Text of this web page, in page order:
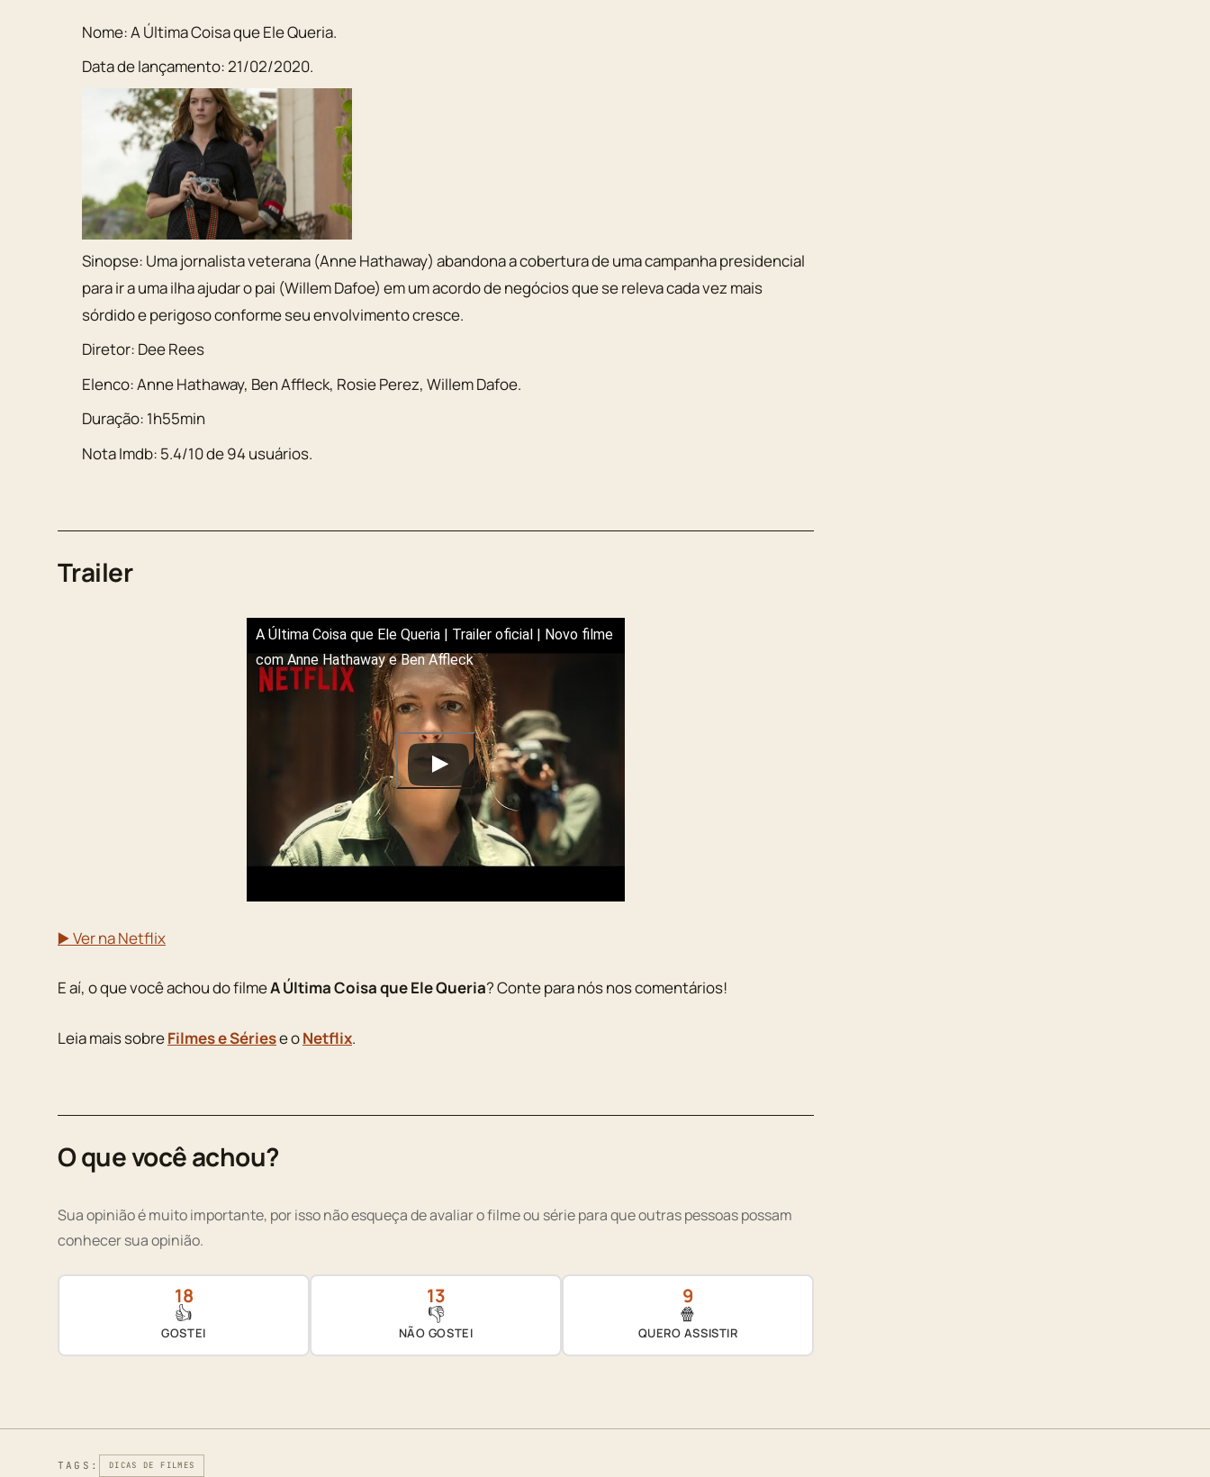
Nome:A Última Coisa que Ele Queria.
Data de lançamento:21/02/2020.
Sinopse: Uma jornalista veterana (Anne Hathaway) abandona a cobertura de uma campanha presidencial
para ir a uma ilha ajudar o pai (Willem Dafoe) em um acordo de negócios que se releva cada vez mais
sórdido e perigoso conforme seu envolvimento cresce.
Diretor: Dee Rees
Elenco:Anne Hathaway, Ben Affleck, Rosie Perez,Willem Dafoe.
Duração: 1h55min
Nota Imdb: 5.4/10de94usuários.
Trailer
A Última Coisa que Ele Queria | Trailer oficial | Novo filme
com Anne Hathaway e Ben Affleck
▶️ Ver na Netflix
E aí, o que você achou do filmeA Última Coisa que Ele Queria? Conte para nós nos comentários!
Leia mais sobreFilmes e Sériese oNetflix.
O que você achou?
Sua opinião é muito importante, por isso não esqueça de avaliar o filme ou série para que outras pessoas possam
conhecer sua opinião.
18
👍
GOSTEI
13
👎
NÃO GOSTEI
9
🍿
QUERO ASSISTIR
TAGS: DICAS DE FILMES